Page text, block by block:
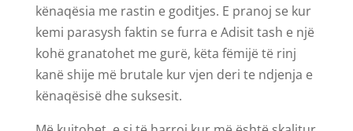
kënaqësia me rastin e goditjes. E pranoj se kur
kemi parasysh faktin se furra e Adisit tash e një
kohë granatohet me gurë, këta fëmijë të rinj
kanë shije më brutale kur vjen deri te ndjenja e
kënaqësisë dhe suksesit.